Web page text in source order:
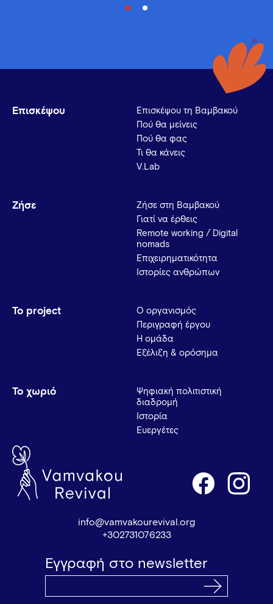
Επισκέψου
Επισκέψου τη Βαμβακού
Πού θα μείνεις
Πού θα φας
Τι θα κάνεις
V.Lab
Ζήσε
Ζήσε στη Βαμβακού
Γιατί να έρθεις
Remote working / Digital
nomads
Επιχειρηματικότητα
Ιστορίες ανθρώπων
Το project
Ο οργανισμός
Περιγραφή έργου
Η ομάδα
Εξέλιξη & ορόσημα
Το χωριό
Ψηφιακή πολιτιστική
διαδρομή
Ιστορία
Ευεργέτες
info@vamvakourevival.org
+302731076233
Εγγραφή στο newsletter